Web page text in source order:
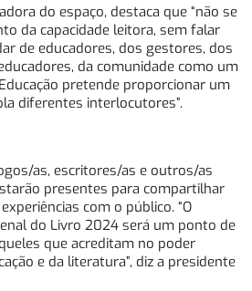
do espaço, destaca que “não se
da capacidade leitora, sem falar
de educadores, dos gestores, dos
da comunidade como um
pretende proporcionar um
diferentes interlocutores”.
as, escritores/as e outros/as
presentes para compartilhar
com o público. “O
do Livro 2024 será um ponto de
que acreditam no poder
e da literatura”, diz a presidente